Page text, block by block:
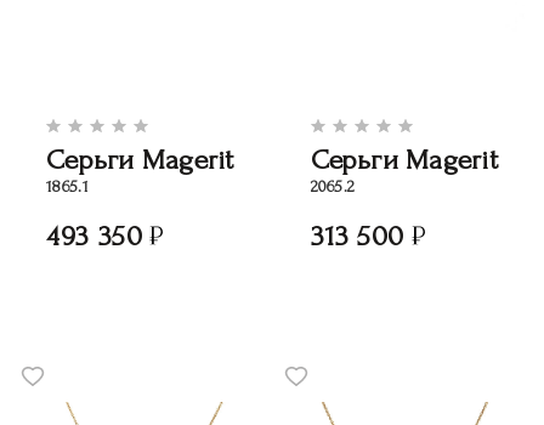
Серьги Magerit
1865.1
493 350
Серьги Magerit
2065.2
313 500